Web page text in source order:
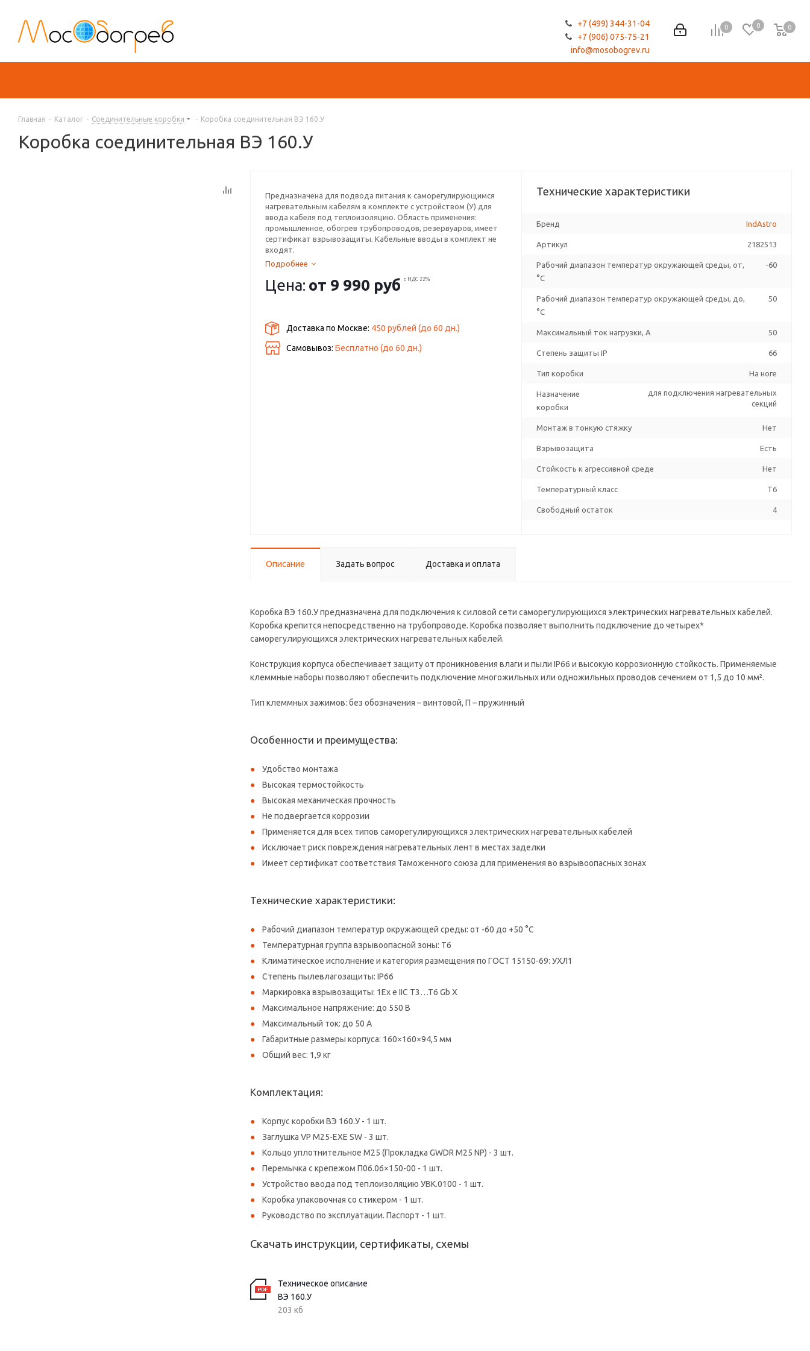
0 0 0
0
+7 (499) 344-31-04
+7 (906) 075-75-21
info@mosobogrev.ru
Главная - Каталог - Соединительные коробки - Коробка соединительная ВЭ 160.У
Коробка соединительная ВЭ 160.У
Предназначена для подвода питания к саморегулирующимся
нагревательным кабелям в комплекте с устройством (У) для
ввода кабеля под теплоизоляцию. Область применения:
промышленное, обогрев трубопроводов, резервуаров, имеет
сертификат взрывозащиты. Кабельные вводы в комплект не
входят.
Подробнее
Цена: от 9 990 руб с НДС 22%
Доставка по Москве: 450 рублей (до60 дн.)
Самовывоз:Бесплатно (до60 дн.)
Технические характеристики
Бренд IndAstro
Артикул 2182513
Рабочий диапазон температур окружающей среды, от,
°C
-60
Рабочий диапазон температур окружающей среды, до,
°C
50
Максимальный ток нагрузки, А 50
Степень защиты IP 66
Тип коробки На ноге
Назначение
коробки
для подключения нагревательных
секций
Монтаж в тонкую стяжку Нет
Взрывозащита Есть
Стойкость к агрессивной среде Нет
Температурный класс T6
Свободный остаток 4
Описание Задать вопрос Доставка и оплата
Коробка ВЭ 160.У предназначена для подключения к силовой сети саморегулирующихся электрических нагревательных кабелей.
Коробка крепится непосредственно на трубопроводе. Коробка позволяет выполнить подключение до четырех*
саморегулирующихся электрических нагревательных кабелей.
Конструкция корпуса обеспечивает защиту от проникновения влаги и пыли IP66 и высокую коррозионную стойкость. Применяемые
клеммные наборы позволяют обеспечить подключение многожильных или одножильных проводов сечением от 1,5 до 10 мм².
Тип клеммных зажимов: без обозначения – винтовой, П – пружинный
Особенности и преимущества:
Удобство монтажа
Высокая термостойкость
Высокая механическая прочность
Не подвергается коррозии
Применяется для всех типов саморегулирующихся электрических нагревательных кабелей
Исключает риск повреждения нагревательных лент в местах заделки
Имеет сертификат соответствия Таможенного союза для применения во взрывоопасных зонах
Технические характеристики:
Рабочий диапазон температур окружающей среды: от -60 до +50 °С
Температурная группа взрывоопасной зоны: Т6
Климатическое исполнение и категория размещения по ГОСТ 15150-69: УХЛ1
Степень пылевлагозащиты: IP66
Маркировка взрывозащиты: 1Ex e IIC T3…T6 Gb X
Максимальное напряжение: до 550 В
Максимальный ток: до 50 А
Габаритные размеры корпуса: 160×160×94,5 мм
Общий вес: 1,9 кг
Комплектация:
Корпус коробки ВЭ 160.У - 1 шт.
Заглушка VP M25-EXE SW - 3 шт.
Кольцо уплотнительное М25 (Прокладка GWDR М25 NP) - 3 шт.
Перемычка с крепежом П06.06×150-00 - 1 шт.
Устройство ввода под теплоизоляцию УВК.0100 - 1 шт.
Коробка упаковочная со стикером - 1 шт.
Руководство по эксплуатации. Паспорт - 1 шт.
Скачать инструкции, сертификаты, схемы
Техническое описание
ВЭ 160.У
203 кб